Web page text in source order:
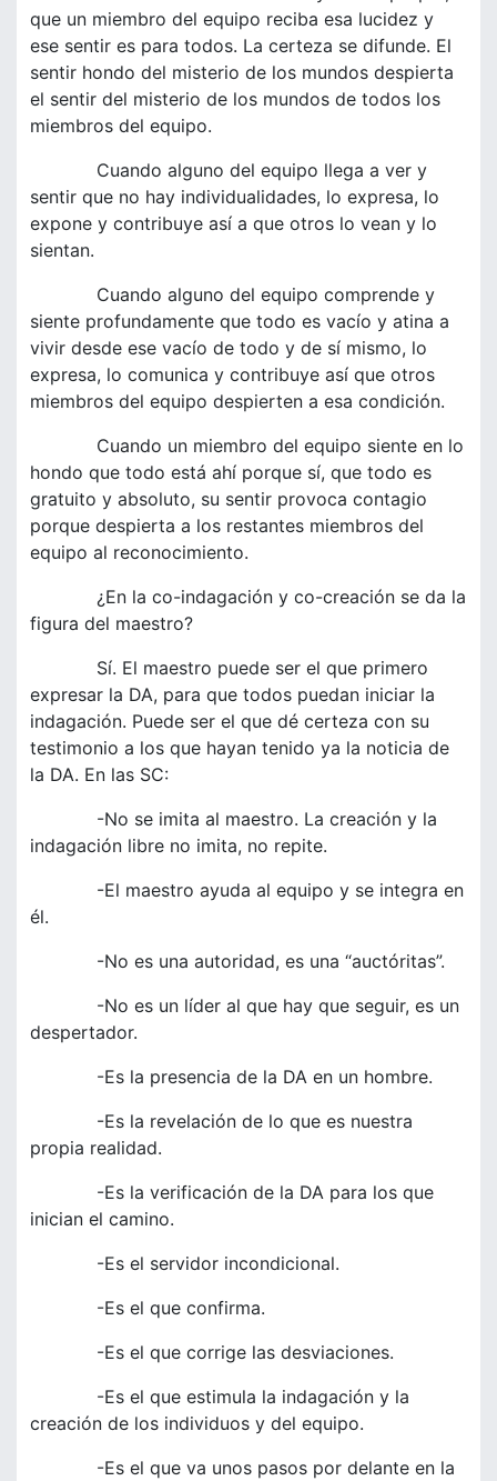
que un miembro del equipo reciba esa lucidez y
ese sentir es para todos. La certeza se difunde. El
sentir hondo del misterio de los mundos despierta
el sentir del misterio de los mundos de todos los
miembros del equipo.
Cuando alguno del equipo llega a ver y
sentir que no hay individualidades, lo expresa, lo
expone y contribuye así a que otros lo vean y lo
sientan.
Cuando alguno del equipo comprende y
siente profundamente que todo es vacío y atina a
vivir desde ese vacío de todo y de sí mismo, lo
expresa, lo comunica y contribuye así que otros
miembros del equipo despierten a esa condición.
Cuando un miembro del equipo siente en lo
hondo que todo está ahí porque sí, que todo es
gratuito y absoluto, su sentir provoca contagio
porque despierta a los restantes miembros del
equipo al reconocimiento.
¿En la co-indagación y co-creación se da la
figura del maestro?
Sí. El maestro puede ser el que primero
expresar la DA, para que todos puedan iniciar la
indagación. Puede ser el que dé certeza con su
testimonio a los que hayan tenido ya la noticia de
la DA. En las SC:
-No se imita al maestro. La creación y la
indagación libre no imita, no repite.
-El maestro ayuda al equipo y se integra en
él.
-No es una autoridad, es una “auctóritas”.
-No es un líder al que hay que seguir, es un
despertador.
-Es la presencia de la DA en un hombre.
-Es la revelación de lo que es nuestra
propia realidad.
-Es la verificación de la DA para los que
inician el camino.
-Es el servidor incondicional.
-Es el que confirma.
-Es el que corrige las desviaciones.
-Es el que estimula la indagación y la
creación de los individuos y del equipo.
-Es el que va unos pasos por delante en la